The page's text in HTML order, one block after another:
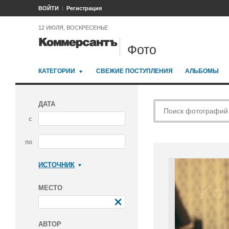
ВОЙТИ Регистрация
12 ИЮЛЯ, ВОСКРЕСЕНЬЕ
Фото
КАТЕГОРИИ СВЕЖИЕ ПОСТУПЛЕНИЯ АЛЬБОМЫ
ДАТА
с
по
ИСТОЧНИК
МЕСТО
АВТОР